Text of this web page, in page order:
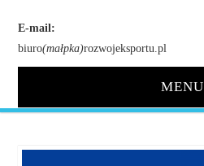
E-mail:
biuro(małpka)rozwojeksportu.pl
MENU